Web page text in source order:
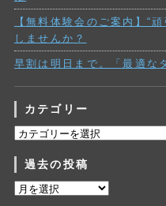
【無料体験会のご案内】“
しませんか？
早割は明日まで。「最適な
カテゴリー
カ
ゴ
リ
ー
過去の投稿
過